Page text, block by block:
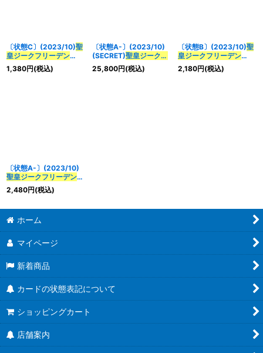
〔状態C〕(2023/10)聖
皇ジークフリーデン
XV 【XV】{BS66-
XV02}《多》
1,380円(税込)
〔状態A-〕(2023/10)
(SECRET)聖皇ジークフ
リーデンXV【XV-
SEC】{BS66-XV02}
25,800円(税込)
〔状態B〕(2023/10)聖
皇ジークフリーデン
XV 【XV】{BS66-
XV02}《多》
2,180円(税込)
〔状態A-〕(2023/10)
聖皇ジークフリーデン
XV【XV】{BS66-
XV02}《多》
2,480円(税込)
ホーム
マイページ
新着商品
カードの状態表記について
ショッピングカート
店舗案内